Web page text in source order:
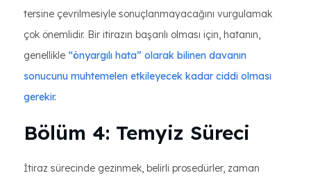
tersine çevrilmesiyle sonuçlanmayacağını vurgulamak
çok önemlidir. Bir itirazın başarılı olması için, hatanın,
genellikle “önyargılı hata” olarak bilinen davanın
sonucunu muhtemelen etkileyecek kadar ciddi olması
gerekir.
Bölüm 4: Temyiz Süreci
İtiraz sürecinde gezinmek, belirli prosedürler, zaman